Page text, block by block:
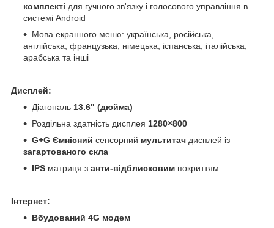
комплекті для гучного зв'язку і голосового управління в
системі Android
Мова екранного меню: українська, російська,
англійська, французька, німецька, іспанська, італійська,
арабська та інші
Дисплей:
Діагональ 13.6" (дюйма)
Роздільна здатність дисплея 1280×800
G+G Ємнісний сенсорний мультитач дисплей із
загартованого скла
IPS матриця з анти-відблисковим покриттям
Інтернет:
Вбудований 4G модем